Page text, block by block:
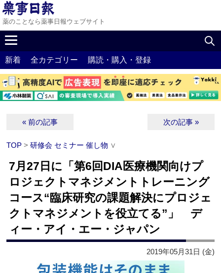
薬のことなら薬事日報ウェブサイト
新着 全カテゴリー 購読・購入・登録
« 前の記事 次の記事 »
TOP >研修会 セミナー 催し物 ∨
7月27日に「第6回DIA医療機関向けプ
ロジェクトマネジメントトレーニング
コース“臨床研究の課題解決にプロジェ
クトマネジメントを役立てる”」 デ
ィー・アイ・エー・ジャパン
2019年05月31日 (金)